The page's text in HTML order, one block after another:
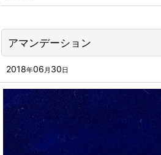
アマンデーション
2018年06 月 30 日